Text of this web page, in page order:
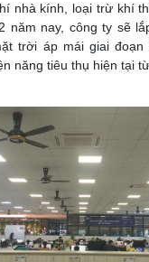
nhà kính, loại trừ khí
năm nay, công ty sẽ
trời áp mái giai
năng tiêu thụ hiện tại